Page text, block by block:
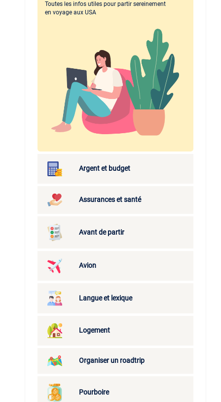
Toutes les infos utiles pour partir sereinement
en voyage aux USA
Argent et budget
Assurances et santé
Avant de partir
Avion
Langue et lexique
Logement
Organiser un roadtrip
Pourboire